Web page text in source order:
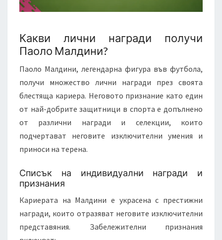
Какви лични награди получи
Паоло Малдини?
Паоло Малдини, легендарна фигура във футбола,
получи множество лични награди през своята
блестяща кариера. Неговото признание като един
от най-добрите защитници в спорта е допълнено
от различни награди и селекции, които
подчертават неговите изключителни умения и
приноси на терена.
Списък на индивидуални награди и
признания
Кариерата на Малдини е украсена с престижни
награди, които отразяват неговите изключителни
представяния. Забележителни признания